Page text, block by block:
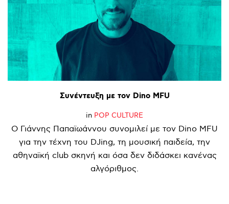
Συνέντευξη με τον Dino MFU
in POP CULTURE
Ο Γιάννης Παπαϊωάννου συνομιλεί με τον Dino MFU
για την τέχνη του DJing, τη μουσική παιδεία, την
αθηναϊκή club σκηνή και όσα δεν διδάσκει κανένας
αλγόριθμος.